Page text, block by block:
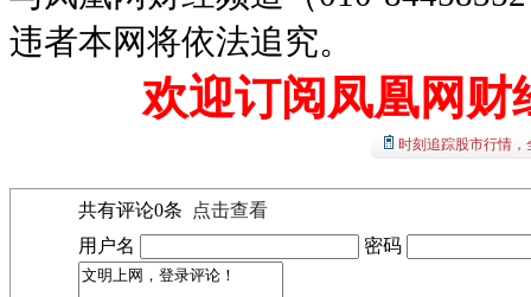
违者本网将依法追究。
欢迎订阅凤凰网财
时刻追踪股市行情
共有评论0条
点击查看
用户名
密码